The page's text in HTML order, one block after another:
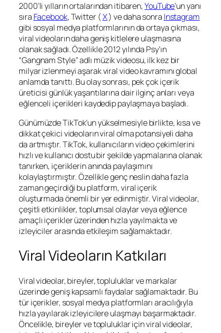
2000’li yılların ortalarından itibaren,YouTube‘un yanı
sıra Facebook, Twitter (X) ve daha sonra Instagram
gibi sosyal medya platformlarının da ortaya çıkması,
viral videoların daha geniş kitlelere ulaşmasına
olanak sağladı. Özellikle 2012 yılında Psy’ın
“Gangnam Style” adlı müzik videosu, ilk kez bir
milyar izlenmeyi aşarak viral video kavramını global
anlamda tanıttı. Bu olay sonrası, pek çok içerik
üreticisi günlük yaşantılarına dair ilginç anları veya
eğlenceli içerikleri kaydedip paylaşmaya başladı.
Günümüzde TikTok’un yükselmesiyle birlikte, kısa ve
dikkat çekici videoların viral olma potansiyeli daha
da artmıştır. TikTok, kullanıcıların video çekimlerini
hızlı ve kullanıcı dostu bir şekilde yapmalarına olanak
tanırken, içeriklerin anında paylaşımını
kolaylaştırmıştır. Özellikle genç neslin daha fazla
zaman geçirdiği bu platform, viral içerik
oluşturmada önemli bir yer edinmiştir. Viral videolar,
çeşitli etkinlikler, toplumsal olaylar veya eğlence
amaçlı içerikler üzerinden hızla yayılmakta ve
izleyiciler arasında etkileşim sağlamaktadır.
Viral Videoların Katkıları
Viral videolar, bireyler, topluluklar ve markalar
üzerinde geniş kapsamlı faydalar sağlamaktadır. Bu
tür içerikler, sosyal medya platformları aracılığıyla
hızla yayılarak izleyicilere ulaşmayı başarmaktadır.
Öncelikle, bireyler ve topluluklar için viral videolar,